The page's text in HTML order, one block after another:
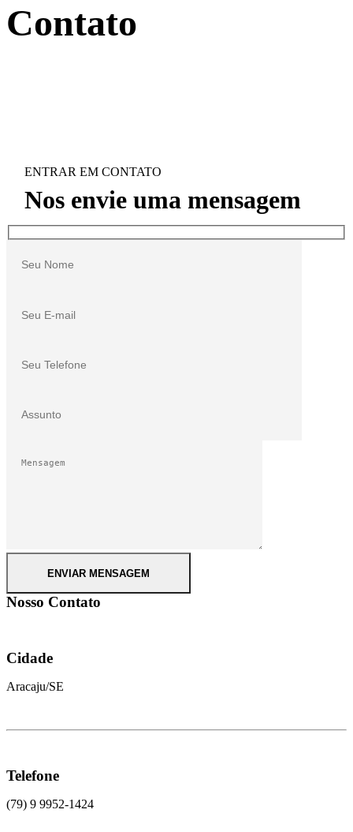
Contato
ENTRAR EM CONTATO
Nos envie uma mensagem
Nosso Contato
Cidade
Aracaju/SE
Telefone
(79) 9 9952-1424